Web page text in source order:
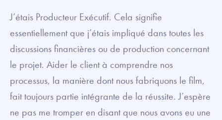
J’étais Producteur Exécutif. Cela signifie
essentiellement que j’étais impliqué dans toutes les
discussions financières ou de production concernant
le projet. Aider le client à comprendre nos
processus, la manière dont nous fabriquons le film,
fait toujours partie intégrante de la réussite. J’espère
ne pas me tromper en disant que nous avons eu une